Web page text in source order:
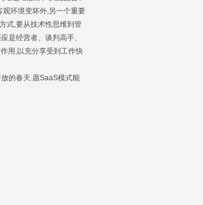
观环境变坏外,另一个重要
式,要从技术性思维到管
是经营者、谈判高手、
用,以充分享受到工作快
的春天.愿SaaS模式能